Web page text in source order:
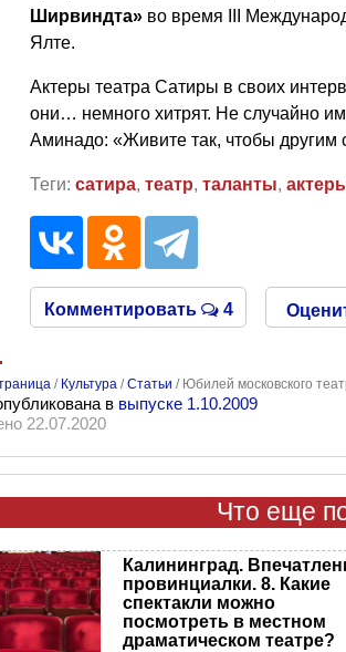
Ширвиндта» во время III
Ялте.
Актеры театра Сатиры в своих
они… немного хитрят. Не случайно
Аминадо: «Живите так, чтобы другим
Теги: сатира, театр, таланты,
Комментировать 4
/ Культура /Статьи / Юбилей московского
в выпуске 1.10.2009
22.07.2020
Что еще
Калининград.
провинциалки. 8. Какие
спектакли можно
посмотреть в местном
драматическом театре?